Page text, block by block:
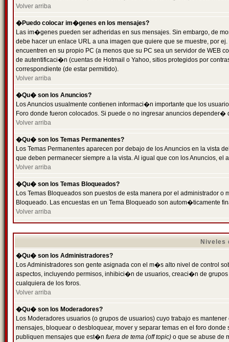
Volver arriba
�Puedo colocar im�genes en los mensajes?
Las im�genes pueden ser adheridas en sus mensajes. Sin embargo, de
debe hacer un enlace URL a una imagen que quiere que se muestre, por
encuentren en su propio PC (a menos que su PC sea un servidor de
de autentificaci�n (cuentas de Hotmail o Yahoo, sitios protegidos por
correspondiente (de estar permitido).
Volver arriba
�Qu� son los Anuncios?
Los Anuncios usualmente contienen informaci�n importante que los
Foro donde fueron colocados. Si puede o no ingresar anuncios
Volver arriba
�Qu� son los Temas Permanentes?
Los Temas Permanentes aparecen por debajo de los Anuncios en la
que deben permanecer siempre a la vista. Al igual que con los Anuncios,
Volver arriba
�Qu� son los Temas Bloqueados?
Los Temas Bloqueados son puestos de esta manera por el administrador
Bloqueado. Las encuestas en un Tema Bloqueado son autom�ticamente
Volver arriba
Niveles
�Qu� son los Administradores?
Los Administradores son gente asignada con el m�s alto nivel de control
aspectos, incluyendo permisos, inhibici�n de usuarios, creaci�n de
cualquiera de los foros.
Volver arriba
�Qu� son los Moderadores?
Los Moderadores usuarios (o grupos de usuarios) cuyo trabajo es
mensajes, bloquear o desbloquear, mover y separar temas en el foro
publiquen mensajes que est�n fuera de tema (off topic) o que se abuse de